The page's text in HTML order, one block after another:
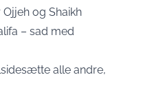
og Shaikh
– sad med
alle andre,